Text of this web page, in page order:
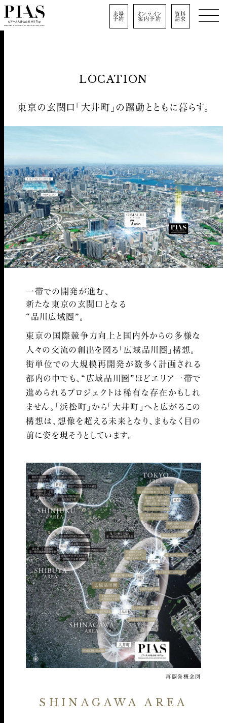
来場
予約
オンライン
案内予約
資料
請求
LOCATION
東京の玄関口「大井町」の躍動とともに暮らす。
航空写真
一帯での開発が進む、
新たな東京の玄関口となる
“品川広域圏”。
東京の国際競争力向上と国内外からの多様な
人々の交流の創出を図る「広域品川圏」構想。
街単位での大規模再開発が数多く計画される
都内の中でも、“広域品川圏”ほどエリア一帯で
進められるプロジェクトは稀有な存在かもしれ
ません。「浜松町」から「大井町」へと広がるこの
構想は、想像を超える未来となり、まもなく目の
前に姿を現そうとしています。
再開発概念図
SHINAGAWA AREA